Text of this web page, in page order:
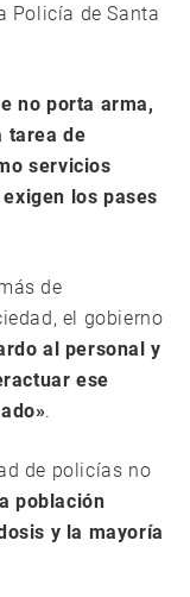
Policía de Santa
no porta arma,
tarea de
servicios
los pases
de
el gobierno
al personal y
ese
.
de policías no
población
y la mayoría